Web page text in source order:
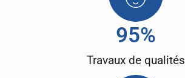
Travaux de qualités
95%